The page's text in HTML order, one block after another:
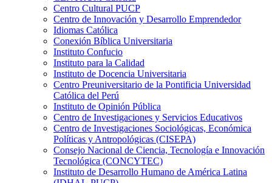
Centro Cultural PUCP
Centro de Innovación y Desarrollo Emprendedor
Idiomas Católica
Conexión Bíblica Universitaria
Instituto Confucio
Instituto para la Calidad
Instituto de Docencia Universitaria
Centro Preuniversitario de la Pontificia Universidad
Católica del Perú
Instituto de Opinión Pública
Centro de Investigaciones y Servicios Educativos
Centro de Investigaciones Sociológicas, Económica
Políticas y Antropológicas (CISEPA)
Consejo Nacional de Ciencia, Tecnología e Innovación
Tecnológica (CONCYTEC)
Instituto de Desarrollo Humano de América Latina